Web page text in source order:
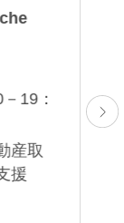
19：
産取
援